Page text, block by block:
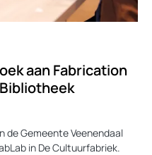
aan Fabrication
de Gemeente Veenendaal
in De Cultuurfabriek.